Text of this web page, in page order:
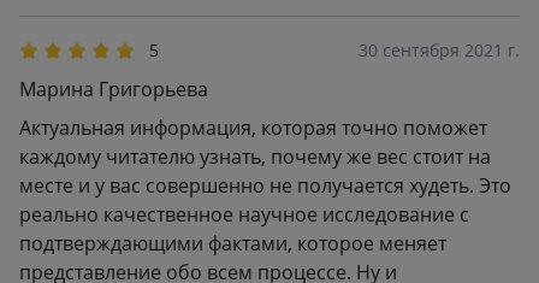
телу!
5 30 сентября 2021 г.
Марина Григорьева
Актуальная информация, которая точно поможет
каждому читателю узнать, почему же вес стоит на
месте и у вас совершенно не получается худеть. Это
реально качественное научное исследование с
подтверждающими фактами, которое меняет
представление обо всем процессе. Ну и